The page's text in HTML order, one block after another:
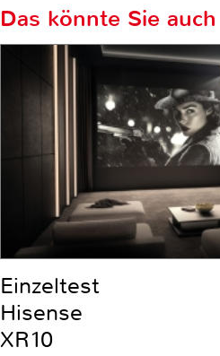
Das könnte Sie
Einzeltest
Hisense
XR10